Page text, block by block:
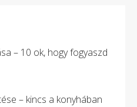
– 10 ok, hogy fogyaszd
– kincs a konyhában